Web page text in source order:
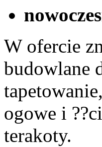
W ofercie
budowlane
ogowe i
terakoty.